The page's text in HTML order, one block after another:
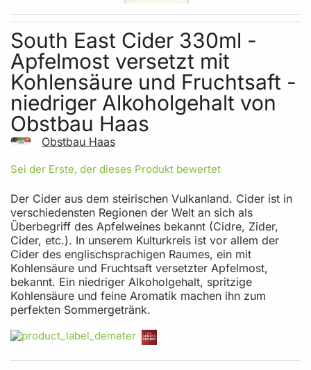
Skip to the beginning of the images gallery
South East Cider 330ml -
Apfelmost versetzt mit
Kohlensäure und Fruchtsaft -
niedriger Alkoholgehalt von
Obstbau Haas
Obstbau Haas
Sei der Erste, der dieses Produkt bewertet
Der Cider aus dem steirischen Vulkanland. Cider ist in
verschiedensten Regionen der Welt an sich als
Überbegriff des Apfelweines bekannt (Cidre, Zider,
Cider, etc.). In unserem Kulturkreis ist vor allem der
Cider des englischsprachigen Raumes, ein mit
Kohlensäure und Fruchtsaft versetzter Apfelmost,
bekannt. Ein niedriger Alkoholgehalt, spritzige
Kohlensäure und feine Aromatik machen ihn zum
perfekten Sommergetränk.